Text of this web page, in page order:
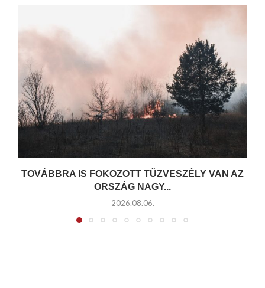
TOVÁBBRA IS FOKOZOTT TŰZVESZÉLY VAN AZ
ORSZÁG NAGY...
2026.08.06.